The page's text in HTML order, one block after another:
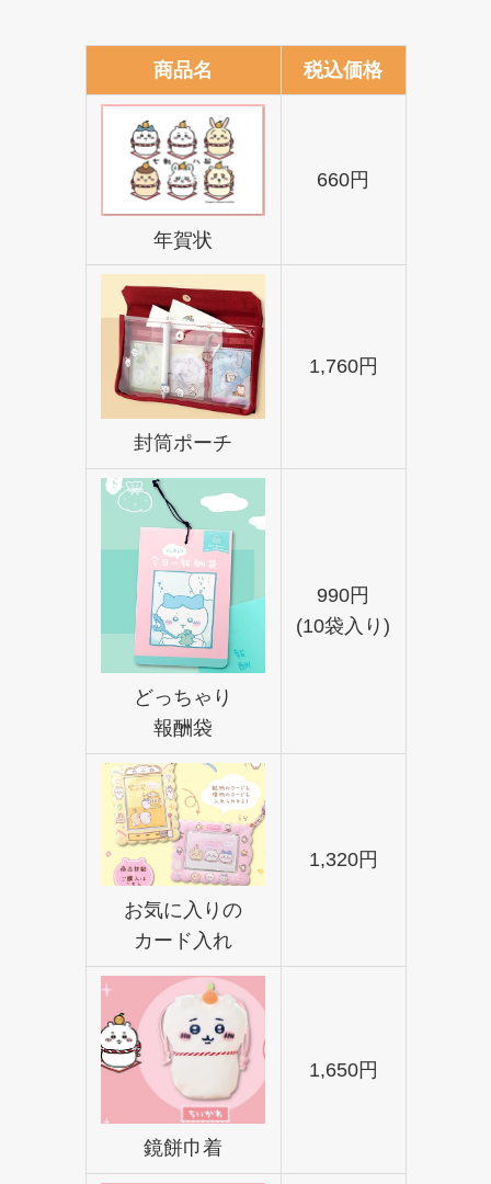
商品名 税込価格
年賀状
660円
封筒ポーチ
1,760円
どっちゃり
報酬袋
990円
(10袋入り)
お気に入りの
カード入れ
1,320円
鏡餅巾着
1,650円